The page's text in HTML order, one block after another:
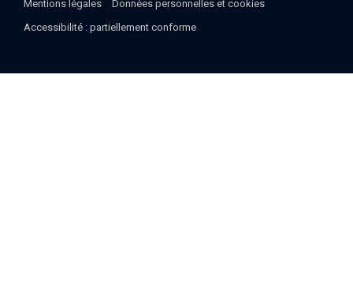
Mentions légales
Données personnelles et cookies
Accessibilité : partiellement conforme